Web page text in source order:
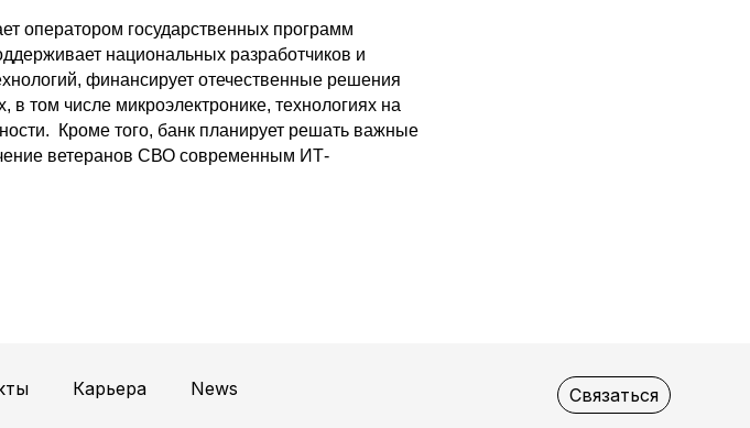
оператором государственных программ
национальных разработчиков и
финансирует отечественные решения
в том числе микроэлектронике, технологиях на
Кроме того, банк планирует решать важные
ветеранов СВО современным ИТ-
Карьера News Связаться